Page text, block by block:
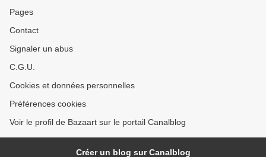
Pages
Contact
Signaler un abus
C.G.U.
Cookies et données personnelles
Préférences cookies
Voir le profil de Bazaart sur le portail Canalblog
Créer un blog sur Canalblog